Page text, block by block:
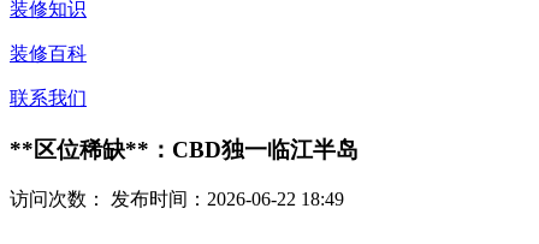
装修知识
装修百科
联系我们
**区位稀缺**：CBD独一临江半岛
访问次数： 发布时间：2026-06-22 18:49